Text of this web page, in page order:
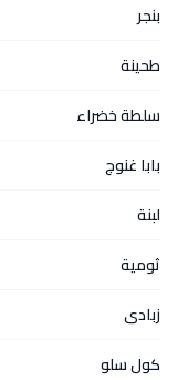
بنجر
طحينة
سلطة خضراء
بابا غنوج
لبنة
ثومية
زبادى
كول سلو